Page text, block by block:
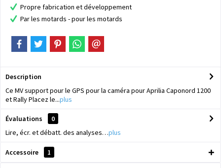
Propre fabrication et développement
Par les motards - pour les motards
Description
Ce MV support pour le GPS pour la caméra pour Aprilia Caponord 1200
et Rally Placez le...plus
Évaluations
0
Lire, écr. et débatt. des analyses…plus
Accessoire 1